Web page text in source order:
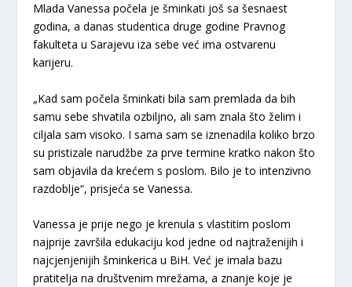
Mlada Vanessa počela je šminkati još sa šesnaest
godina, a danas studentica druge godine Pravnog
fakulteta u Sarajevu iza sebe već ima ostvarenu
karijeru.
„Kad sam počela šminkati bila sam premlada da bih
samu sebe shvatila ozbiljno, ali sam znala što želim i
ciljala sam visoko. I sama sam se iznenadila koliko brzo
su pristizale narudžbe za prve termine kratko nakon što
sam objavila da krećem s poslom. Bilo je to intenzivno
razdoblje“, prisjeća se Vanessa.
Vanessa je prije nego je krenula s vlastitim poslom
najprije završila edukaciju kod jedne od najtraženijih i
najcjenjenijih šminkerica u BiH. Već je imala bazu
pratitelja na društvenim mrežama, a znanje koje je